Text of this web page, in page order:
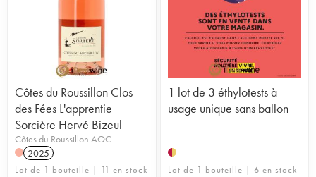
Côtes du Roussillon Clos
des Fées L'apprentie
Sorcière Hervé Bizeul
Côtes du Roussillon AOC
2025
Lot de 1 bouteille | 11 en stock
1 lot de 3 éthylotests à
usage unique sans ballon
Lot de 1 bouteille | 6 en stock